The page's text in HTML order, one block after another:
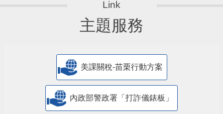
主題服務
美課關稅-苗栗行動方案
內政部警政署「打詐儀錶板」